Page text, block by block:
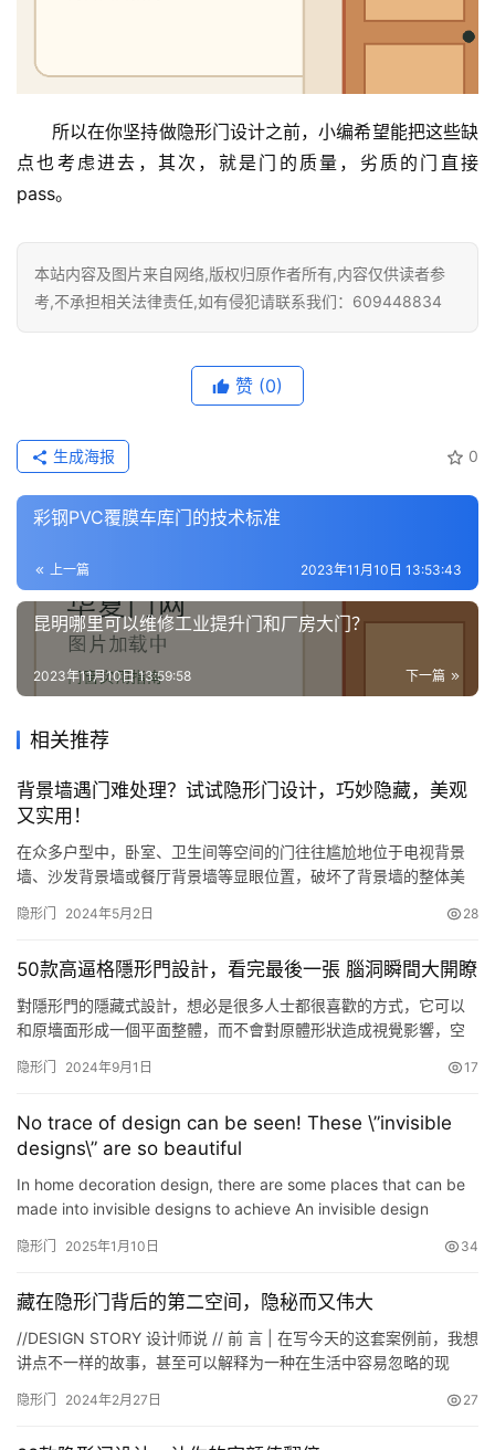
所以在你坚持做隐形门设计之前，小编希望能把这些缺
点也考虑进去，其次，就是门的质量，劣质的门直接
pass。
本站内容及图片来自网络,版权归原作者所有,内容仅供读者参
考,不承担相关法律责任,如有侵犯请联系我们：609448834
赞 (0)
0
生成海报
彩钢PVC覆膜车库门的技术标准
上一篇 2023年11月10日 13:53:43
昆明哪里可以维修工业提升门和厂房大门？
下一篇
2023年11月10日 13:59:58
相关推荐
背景墙遇门难处理？试试隐形门设计，巧妙隐藏，美观
又实用！
在众多户型中，卧室、卫生间等空间的门往往尴尬地位于电视背景
墙、沙发背景墙或餐厅背景墙等显眼位置，破坏了背景墙的整体美
在此推荐大家了解一下隐形门的设计，这种设计不仅实用性强，而
式风格的屋主们，不妨考虑在背景墙上巧妙设计一款护墙板造型。
这样，您就…
隐形门 2024年5月2日 28
50款高逼格隱形門設計，看完最後一張 腦洞瞬間大開瞭
對隱形門的隱藏式設計，想必是很多人士都很喜歡的方式，它可以
和原墻面形成一個平面整體，而不會對原體形狀造成視覺影響，空
嗎？不妨來跟著玲子一起來看看吧。 50款高逼格隱形門設計，看完
間腦洞大開瞭 50款高逼格隱形門設計，看完最後一張瞬間腦洞大
開…
隐形门 2024年9月1日 17
No trace of design can be seen! These \”invisible
designs\” are so beautiful
In home decoration design, there are some places that can be
made into invisible designs to achieve An invisible design
隐形门 2025年1月10日 34
藏在隐形门背后的第二空间，隐秘而又伟大
//DESIGN STORY 设计师说 // 前 言 | 在写今天的这套案例前，我想
讲点不一样的故事，甚至可以解释为一种在生活中容易忽略的现
怕单独一个人在密闭的空间睡觉，特别没有安全感，还常做噩梦，
隐形门 2024年2月27日 27